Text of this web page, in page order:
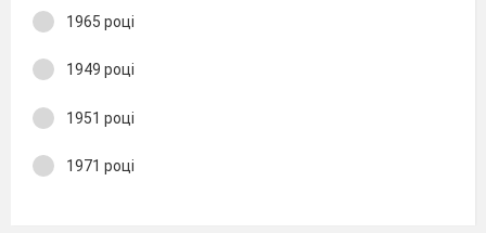
1965 році
1949 році
1951 році
1971 році